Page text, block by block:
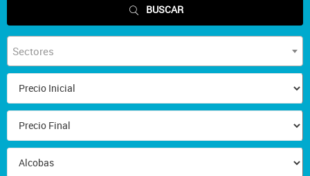
BUSCAR
Sectores